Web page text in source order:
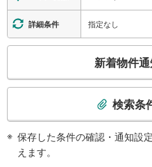
詳細条件 指定なし
検
新着物件
検索条
保存した条件の確認・通知設
えます。